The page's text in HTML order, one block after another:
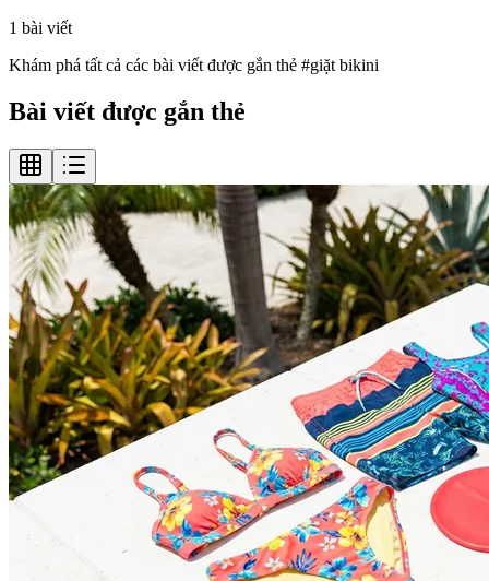
1 bài viết
Khám phá tất cả các bài viết được gắn thẻ #giặt bikini
Bài viết được gắn thẻ